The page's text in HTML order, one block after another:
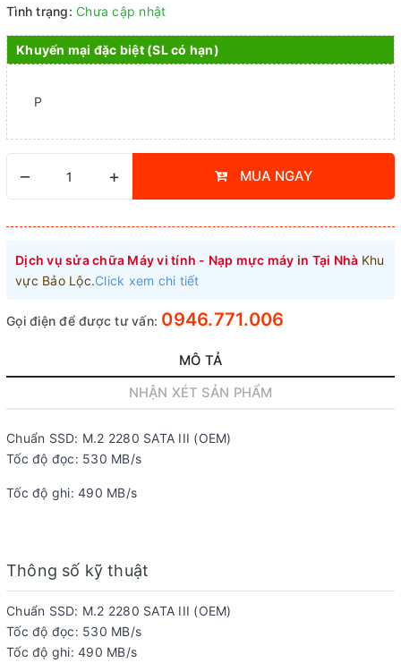
Tình trạng: Chưa cập nhật
Khuyến mại đặc biệt (SL có hạn)
P
– + MUA NGAY
Dịch vụ sửa chữa Máy vi tính - Nạp mực máy in Tại Nhà Khu
vực Bảo Lộc.Click xem chi tiết
Gọi điện để được tư vấn: 0946.771.006
MÔ TẢ
NHẬN XÉT SẢN PHẨM
Chuẩn SSD: M.2 2280 SATA III (OEM)
Tốc độ đọc: 530 MB/s
Tốc độ ghi: 490 MB/s
Thông số kỹ thuật
Chuẩn SSD: M.2 2280 SATA III (OEM)
Tốc độ đọc: 530 MB/s
Tốc độ ghi: 490 MB/s